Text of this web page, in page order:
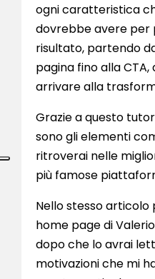
ogni caratteristica
dovrebbe avere per
risultato, partendo
pagina fino alla
arrivare alla
Grazie a questo
sono gli elementi
ritroverai nelle
più famose
Nello stesso articolo
home page di
dopo che lo avrai
motivazioni che mi